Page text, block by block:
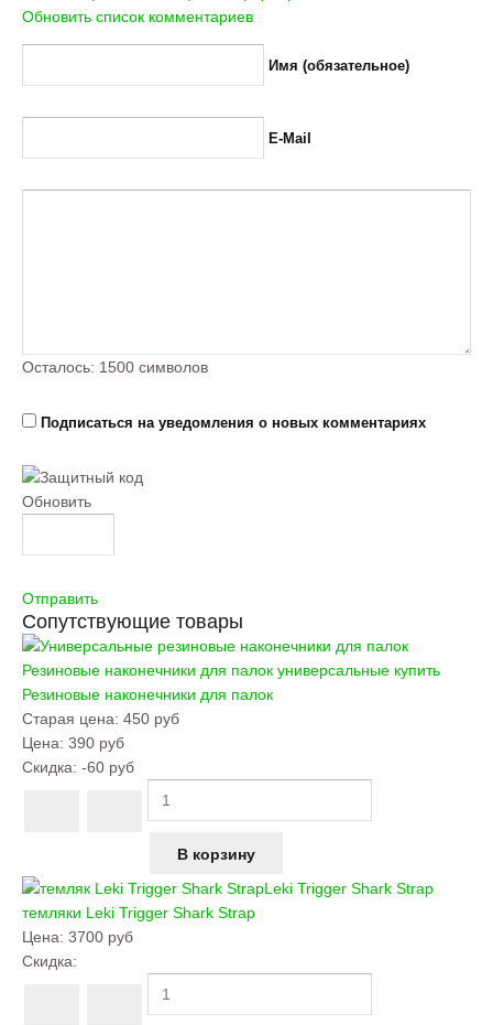
Обновить список комментариев
Имя (обязательное)
E-Mail
Осталось: 1500 символов
Подписаться на уведомления о новых комментариях
Обновить
Отправить
Сопутствующие товары
Резиновые наконечники для палок универсальные купить
Резиновые наконечники для палок
Старая цена: 450 руб
Цена: 390 руб
Скидка: -60 руб
Leki Trigger Shark Strap
темляки Leki Trigger Shark Strap
Цена: 3700 руб
Скидка: